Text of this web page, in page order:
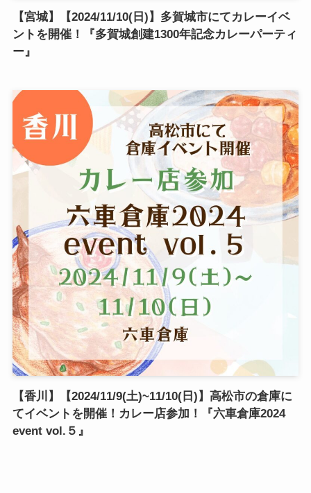
【宮城】【2024/11/10(日)】多賀城市にてカレーイベ
ントを開催！『多賀城創建1300年記念カレーパーティ
ー』
【香川】【2024/11/9(土)~11/10(日)】高松市の倉庫に
てイベントを開催！カレー店参加！『六車倉庫2024
event vol.５』